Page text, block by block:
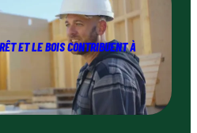
ET LE BOIS CONTRIBUENT À